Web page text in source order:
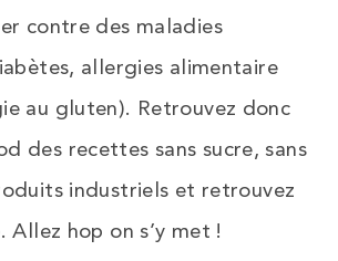
contre des maladies
allergies alimentaire
au gluten). Retrouvez donc
des recettes sans sucre, sans
industriels et retrouvez
hop on s’y met !